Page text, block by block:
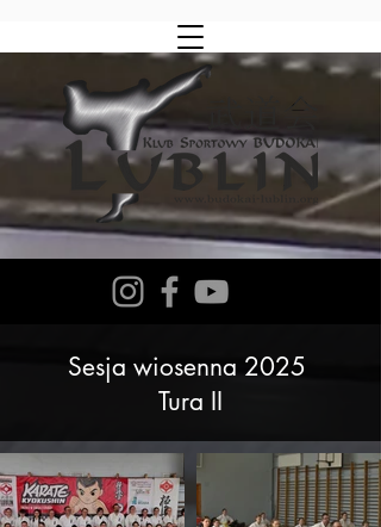
Sesja wiosenna 2025
Tura II